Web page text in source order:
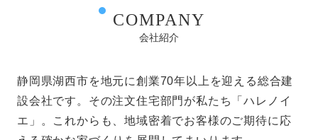
COMPANY
会社紹介
静岡県湖西市を地元に創業70年以上を迎える総合建
設会社です。その注文住宅部門が私たち「ハレノイ
エ」。これからも、地域密着でお客様のご期待に応